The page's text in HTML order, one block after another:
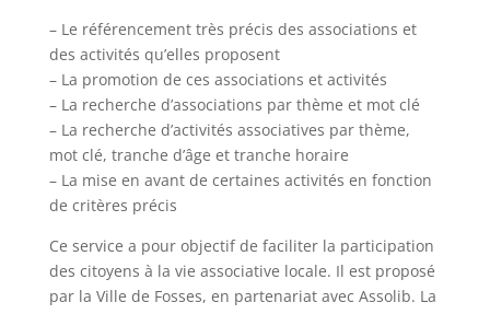
– Le référencement très précis des associations et
des activités qu’elles proposent
– La promotion de ces associations et activités
– La recherche d’associations par thème et mot clé
– La recherche d’activités associatives par thème,
mot clé, tranche d’âge et tranche horaire
– La mise en avant de certaines activités en fonction
de critères précis
Ce service a pour objectif de faciliter la participation
des citoyens à la vie associative locale. Il est proposé
par la Ville de Fosses, en partenariat avec Assolib. La